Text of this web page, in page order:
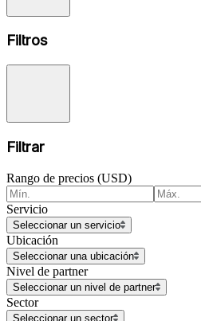
Filtros
Filtrar
Rango de precios (USD)
Servicio
Seleccionar un servicio
Ubicación
Seleccionar una ubicación
Nivel de partner
Seleccionar un nivel de partner
Sector
Seleccionar un sector